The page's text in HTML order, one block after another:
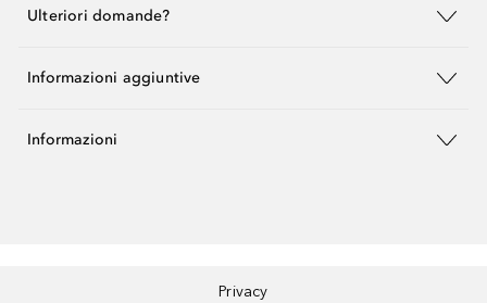
Ulteriori domande?
Informazioni aggiuntive
Informazioni
Privacy